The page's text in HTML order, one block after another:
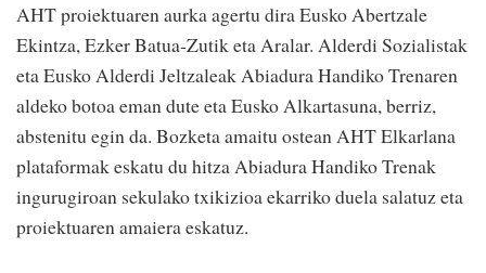
AHT proiektuaren aurka agertu dira Eusko Abertzale
Ekintza, Ezker Batua-Zutik eta Aralar. Alderdi Sozialistak
eta Eusko Alderdi Jeltzaleak Abiadura Handiko Trenaren
aldeko botoa eman dute eta Eusko Alkartasuna, berriz,
abstenitu egin da. Bozketa amaitu ostean AHT Elkarlana
plataformak eskatu du hitza Abiadura Handiko Trenak
ingurugiroan sekulako txikizioa ekarriko duela salatuz eta
proiektuaren amaiera eskatuz.